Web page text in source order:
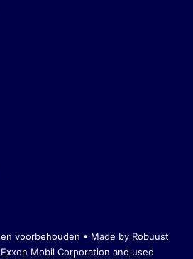
voorbehouden • Made by Robuust
Mobil Corporation and used